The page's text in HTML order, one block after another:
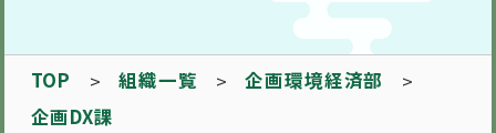
TOP 組織一覧
企画環境経済部
企画DX課